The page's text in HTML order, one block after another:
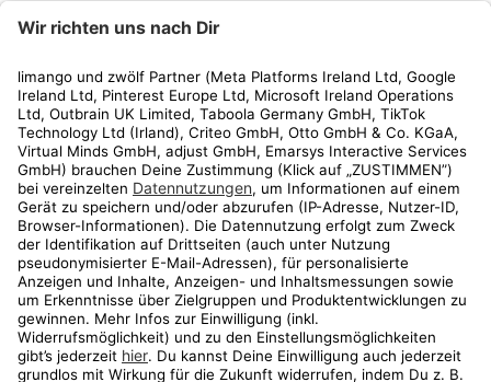
Kundenservice
Shop
Aktionen
Travel